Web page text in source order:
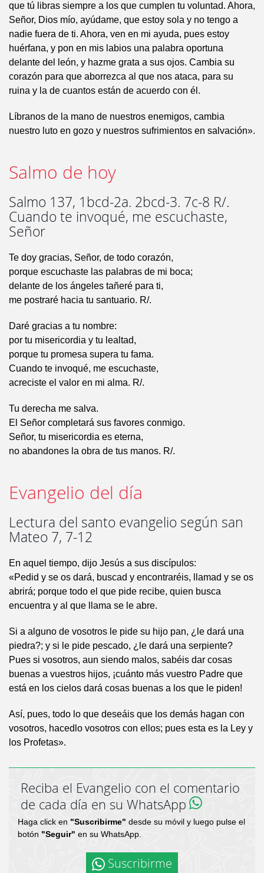
que tú libras siempre a los que cumplen tu voluntad. Ahora,
Señor, Dios mío, ayúdame, que estoy sola y no tengo a
nadie fuera de ti. Ahora, ven en mi ayuda, pues estoy
huérfana, y pon en mis labios una palabra oportuna
delante del león, y hazme grata a sus ojos. Cambia su
corazón para que aborrezca al que nos ataca, para su
ruina y la de cuantos están de acuerdo con él.
Líbranos de la mano de nuestros enemigos, cambia
nuestro luto en gozo y nuestros sufrimientos en salvación».
Salmo de hoy
Salmo 137, 1bcd-2a. 2bcd-3. 7c-8 R/.
Cuando te invoqué, me escuchaste,
Señor
Te doy gracias, Señor, de todo corazón,
porque escuchaste las palabras de mi boca;
delante de los ángeles tañeré para ti,
me postraré hacia tu santuario. R/.
Daré gracias a tu nombre:
por tu misericordia y tu lealtad,
porque tu promesa supera tu fama.
Cuando te invoqué, me escuchaste,
acreciste el valor en mi alma. R/.
Tu derecha me salva.
El Señor completará sus favores conmigo.
Señor, tu misericordia es eterna,
no abandones la obra de tus manos. R/.
Evangelio del día
Lectura del santo evangelio según san
Mateo 7, 7-12
En aquel tiempo, dijo Jesús a sus discípulos:
«Pedid y se os dará, buscad y encontraréis, llamad y se os
abrirá; porque todo el que pide recibe, quien busca
encuentra y al que llama se le abre.
Si a alguno de vosotros le pide su hijo pan, ¿le dará una
piedra?; y si le pide pescado, ¿le dará una serpiente?
Pues si vosotros, aun siendo malos, sabéis dar cosas
buenas a vuestros hijos, ¡cuánto más vuestro Padre que
está en los cielos dará cosas buenas a los que le piden!
Así, pues, todo lo que deseáis que los demás hagan con
vosotros, hacedlo vosotros con ellos; pues esta es la Ley y
los Profetas».
Reciba el Evangelio con el comentario
de cada día en su WhatsApp
Haga click en "Suscribirme" desde su móvil y luego pulse el
botón "Seguir" en su WhatsApp.
Suscribirme